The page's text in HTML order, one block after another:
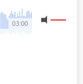
03:00